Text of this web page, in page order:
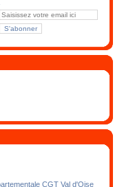
CGT Val d'Oise